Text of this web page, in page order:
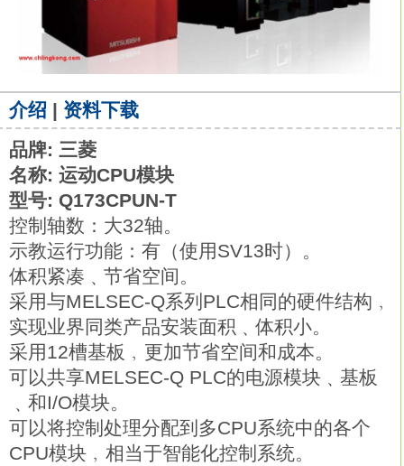
介绍 | 资料下载
品牌: 三菱
名称: 运动CPU模块
型号: Q173CPUN-T
控制轴数：大32轴。
示教运行功能：有（使用SV13时）。
体积紧凑﹑节省空间。
采用与MELSEC-Q系列PLC相同的硬件结构﹐
实现业界同类产品安装面积﹑体积小。
采用12槽基板﹐更加节省空间和成本。
可以共享MELSEC-Q PLC的电源模块﹑基板
﹑和I/O模块。
可以将控制处理分配到多CPU系统中的各个
CPU模块﹐相当于智能化控制系统。